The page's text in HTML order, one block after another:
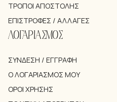
ΤΡΌΠΟΙ ΑΠΟΣΤΟΛΉΣ
ΕΠΙΣΤΡΟΦΈΣ / ΑΛΛΑΓΈΣ
ΛΟΓΑΡΙΑΣΜΟΣ
ΣΎΝΔΕΣΗ / ΕΓΓΡΑΦΉ
Ο ΛΟΓΑΡΙΑΣΜΌΣ ΜΟΥ
ΌΡΟΙ ΧΡΉΣΗΣ